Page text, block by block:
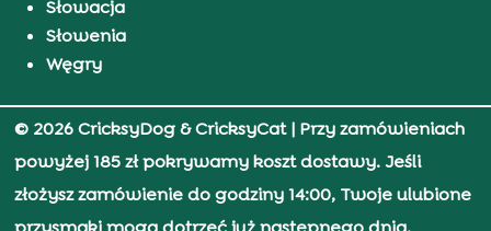
Słowacja
Słowenia
Węgry
© 2026 CricksyDog & CricksyCat| Przy zamówieniach
powyżej 185 zł pokrywamy koszt dostawy. Jeśli
złożysz zamówienie do godziny 14:00, Twoje ulubione